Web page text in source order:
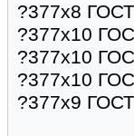
?377х8
?377х10
?377х10
?377х10
?377х9